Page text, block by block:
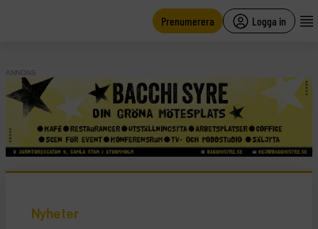
Prenumerera Logga in
ANNONS
Nyheter